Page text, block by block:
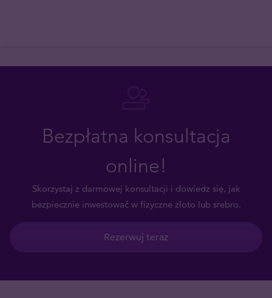
Bezpłatna konsultacja
online!
Skorzystaj z darmowej konsultacji i dowiedz się, jak
bezpiecznie inwestować w fizyczne złoto lub srebro.
Rezerwuj teraz